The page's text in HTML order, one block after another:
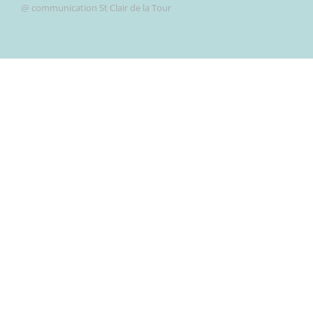
@ communication St Clair de la Tour